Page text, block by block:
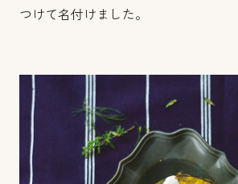
つけて名付けました。